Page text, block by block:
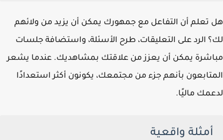
هل تعلم أن التفاعل مع جمهورك يمكن أن يزيد من ولائهم
لك؟ الرد على التعليقات، طرح الأسئلة، واستضافة جلسات
مباشرة يمكن أن يعزز من علاقتك بمشاهديك. عندما يشعر
المتابعون بأنهم جزء من مجتمعك، يكونون أكثر استعدادًا
لدعمك ماليًا.
أمثلة واقعية